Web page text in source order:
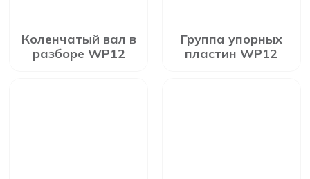
Коленчатый вал в
разборе WP12
Группа упорных
пластин WP12